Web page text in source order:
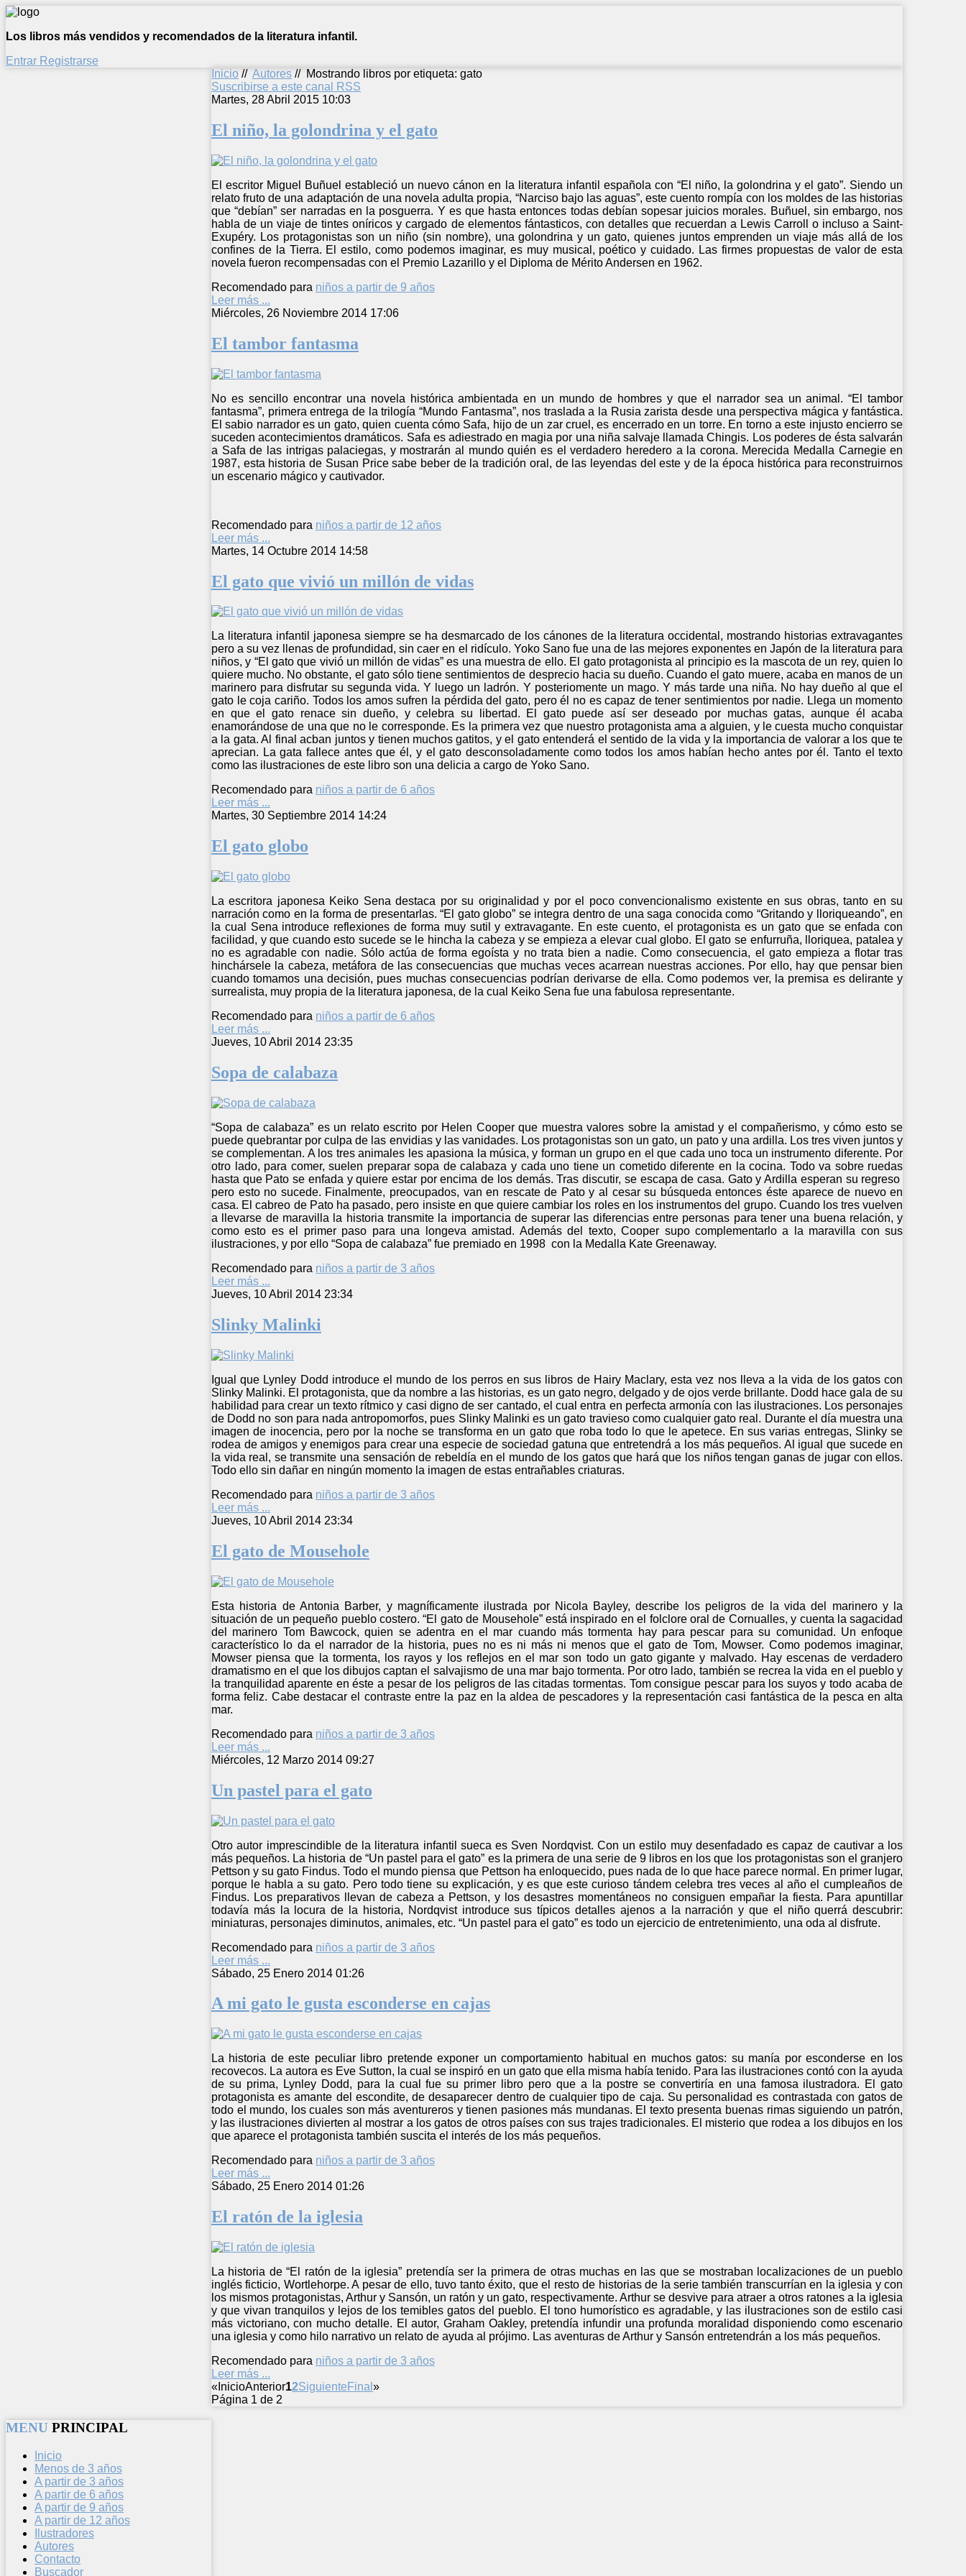
Los libros más vendidos y recomendados de la literatura infantil.
Entrar Registrarse
Inicio // Autores // Mostrando libros por etiqueta: gato
Suscribirse a este canal RSS
Martes, 28 Abril 2015 10:03
El niño, la golondrina y el gato
El escritor Miguel Buñuel estableció un nuevo cánon en la literatura infantil española con “El niño, la golondrina y el gato”. Siendo un
relato fruto de una adaptación de una novela adulta propia, “Narciso bajo las aguas”, este cuento rompía con los moldes de las historias
que “debían” ser narradas en la posguerra. Y es que hasta entonces todas debían sopesar juicios morales. Buñuel, sin embargo, nos
habla de un viaje de tintes oníricos y cargado de elementos fántasticos, con detalles que recuerdan a Lewis Carroll o incluso a Saint-
Exupéry. Los protagonistas son un niño (sin nombre), una golondrina y un gato, quienes juntos emprenden un viaje más allá de los
confines de la Tierra. El estilo, como podemos imaginar, es muy musical, poético y cuidado. Las firmes propuestas de valor de esta
novela fueron recompensadas con el Premio Lazarillo y el Diploma de Mérito Andersen en 1962.
Recomendado para niños a partir de 9 años
Leer más ...
Miércoles, 26 Noviembre 2014 17:06
El tambor fantasma
No es sencillo encontrar una novela histórica ambientada en un mundo de hombres y que el narrador sea un animal. “El tambor
fantasma”, primera entrega de la trilogía “Mundo Fantasma”, nos traslada a la Rusia zarista desde una perspectiva mágica y fantástica.
El sabio narrador es un gato, quien cuenta cómo Safa, hijo de un zar cruel, es encerrado en un torre. En torno a este injusto encierro se
suceden acontecimientos dramáticos. Safa es adiestrado en magia por una niña salvaje llamada Chingis. Los poderes de ésta salvarán
a Safa de las intrigas palaciegas, y mostrarán al mundo quién es el verdadero heredero a la corona. Merecida Medalla Carnegie en
1987, esta historia de Susan Price sabe beber de la tradición oral, de las leyendas del este y de la época histórica para reconstruirnos
un escenario mágico y cautivador.
Recomendado para niños a partir de 12 años
Leer más ...
Martes, 14 Octubre 2014 14:58
El gato que vivió un millón de vidas
La literatura infantil japonesa siempre se ha desmarcado de los cánones de la literatura occidental, mostrando historias extravagantes
pero a su vez llenas de profundidad, sin caer en el ridículo. Yoko Sano fue una de las mejores exponentes en Japón de la literatura para
niños, y “El gato que vivió un millón de vidas” es una muestra de ello. El gato protagonista al principio es la mascota de un rey, quien lo
quiere mucho. No obstante, el gato sólo tiene sentimientos de desprecio hacia su dueño. Cuando el gato muere, acaba en manos de un
marinero para disfrutar su segunda vida. Y luego un ladrón. Y posteriomente un mago. Y más tarde una niña. No hay dueño al que el
gato le coja cariño. Todos los amos sufren la pérdida del gato, pero él no es capaz de tener sentimientos por nadie. Llega un momento
en que el gato renace sin dueño, y celebra su libertad. El gato puede así ser deseado por muchas gatas, aunque él acaba
enamorándose de una que no le corresponde. Es la primera vez que nuestro protagonista ama a alguien, y le cuesta mucho conquistar
a la gata. Al final acban juntos y tienen muchos gatitos, y el gato entenderá el sentido de la vida y la importancia de valorar a los que te
aprecian. La gata fallece antes que él, y el gato desconsoladamente como todos los amos habían hecho antes por él. Tanto el texto
como las ilustraciones de este libro son una delicia a cargo de Yoko Sano.
Recomendado para niños a partir de 6 años
Leer más ...
Martes, 30 Septiembre 2014 14:24
El gato globo
La escritora japonesa Keiko Sena destaca por su originalidad y por el poco convencionalismo existente en sus obras, tanto en su
narración como en la forma de presentarlas. “El gato globo” se integra dentro de una saga conocida como “Gritando y lloriqueando”, en
la cual Sena introduce reflexiones de forma muy sutil y extravagante. En este cuento, el protagonista es un gato que se enfada con
facilidad, y que cuando esto sucede se le hincha la cabeza y se empieza a elevar cual globo. El gato se enfurruña, lloriquea, patalea y
no es agradable con nadie. Sólo actúa de forma egoísta y no trata bien a nadie. Como consecuencia, el gato empieza a flotar tras
hinchársele la cabeza, metáfora de las consecuencias que muchas veces acarrean nuestras acciones. Por ello, hay que pensar bien
cuando tomamos una decisión, pues muchas consecuencias podrían derivarse de ella. Como podemos ver, la premisa es delirante y
surrealista, muy propia de la literatura japonesa, de la cual Keiko Sena fue una fabulosa representante.
Recomendado para niños a partir de 6 años
Leer más ...
Jueves, 10 Abril 2014 23:35
Sopa de calabaza
“Sopa de calabaza” es un relato escrito por Helen Cooper que muestra valores sobre la amistad y el compañerismo, y cómo esto se
puede quebrantar por culpa de las envidias y las vanidades. Los protagonistas son un gato, un pato y una ardilla. Los tres viven juntos y
se complementan. A los tres animales les apasiona la música, y forman un grupo en el que cada uno toca un instrumento diferente. Por
otro lado, para comer, suelen preparar sopa de calabaza y cada uno tiene un cometido diferente en la cocina. Todo va sobre ruedas
hasta que Pato se enfada y quiere estar por encima de los demás. Tras discutir, se escapa de casa. Gato y Ardilla esperan su regreso
pero esto no sucede. Finalmente, preocupados, van en rescate de Pato y al cesar su búsqueda entonces éste aparece de nuevo en
casa. El cabreo de Pato ha pasado, pero insiste en que quiere cambiar los roles en los instrumentos del grupo. Cuando los tres vuelven
a llevarse de maravilla la historia transmite la importancia de superar las diferencias entre personas para tener una buena relación, y
como esto es el primer paso para una longeva amistad. Además del texto, Cooper supo complementarlo a la maravilla con sus
ilustraciones, y por ello “Sopa de calabaza” fue premiado en 1998 con la Medalla Kate Greenaway.
Recomendado para niños a partir de 3 años
Leer más ...
Jueves, 10 Abril 2014 23:34
Slinky Malinki
Igual que Lynley Dodd introduce el mundo de los perros en sus libros de Hairy Maclary, esta vez nos lleva a la vida de los gatos con
Slinky Malinki. El protagonista, que da nombre a las historias, es un gato negro, delgado y de ojos verde brillante. Dodd hace gala de su
habilidad para crear un texto rítmico y casi digno de ser cantado, el cual entra en perfecta armonía con las ilustraciones. Los personajes
de Dodd no son para nada antropomorfos, pues Slinky Malinki es un gato travieso como cualquier gato real. Durante el día muestra una
imagen de inocencia, pero por la noche se transforma en un gato que roba todo lo que le apetece. En sus varias entregas, Slinky se
rodea de amigos y enemigos para crear una especie de sociedad gatuna que entretendrá a los más pequeños. Al igual que sucede en
la vida real, se transmite una sensación de rebeldía en el mundo de los gatos que hará que los niños tengan ganas de jugar con ellos.
Todo ello sin dañar en ningún momento la imagen de estas entrañables criaturas.
Recomendado para niños a partir de 3 años
Leer más ...
Jueves, 10 Abril 2014 23:34
El gato de Mousehole
Esta historia de Antonia Barber, y magníficamente ilustrada por Nicola Bayley, describe los peligros de la vida del marinero y la
situación de un pequeño pueblo costero. “El gato de Mousehole” está inspirado en el folclore oral de Cornualles, y cuenta la sagacidad
del marinero Tom Bawcock, quien se adentra en el mar cuando más tormenta hay para pescar para su comunidad. Un enfoque
característico lo da el narrador de la historia, pues no es ni más ni menos que el gato de Tom, Mowser. Como podemos imaginar,
Mowser piensa que la tormenta, los rayos y los reflejos en el mar son todo un gato gigante y malvado. Hay escenas de verdadero
dramatismo en el que los dibujos captan el salvajismo de una mar bajo tormenta. Por otro lado, también se recrea la vida en el pueblo y
la tranquilidad aparente en éste a pesar de los peligros de las citadas tormentas. Tom consigue pescar para los suyos y todo acaba de
forma feliz. Cabe destacar el contraste entre la paz en la aldea de pescadores y la representación casi fantástica de la pesca en alta
mar.
Recomendado para niños a partir de 3 años
Leer más ...
Miércoles, 12 Marzo 2014 09:27
Un pastel para el gato
Otro autor imprescindible de la literatura infantil sueca es Sven Nordqvist. Con un estilo muy desenfadado es capaz de cautivar a los
más pequeños. La historia de “Un pastel para el gato” es la primera de una serie de 9 libros en los que los protagonistas son el granjero
Pettson y su gato Findus. Todo el mundo piensa que Pettson ha enloquecido, pues nada de lo que hace parece normal. En primer lugar,
porque le habla a su gato. Pero todo tiene su explicación, y es que este curioso tándem celebra tres veces al año el cumpleaños de
Findus. Los preparativos llevan de cabeza a Pettson, y los desastres momentáneos no consiguen empañar la fiesta. Para apuntillar
todavía más la locura de la historia, Nordqvist introduce sus típicos detalles ajenos a la narración y que el niño querrá descubrir:
miniaturas, personajes diminutos, animales, etc. “Un pastel para el gato” es todo un ejercicio de entretenimiento, una oda al disfrute.
Recomendado para niños a partir de 3 años
Leer más ...
Sábado, 25 Enero 2014 01:26
A mi gato le gusta esconderse en cajas
La historia de este peculiar libro pretende exponer un comportamiento habitual en muchos gatos: su manía por esconderse en los
recovecos. La autora es Eve Sutton, la cual se inspiró en un gato que ella misma había tenido. Para las ilustraciones contó con la ayuda
de su prima, Lynley Dodd, para la cual fue su primer libro pero que a la postre se convertiría en una famosa ilustradora. El gato
protagonista es amante del escondite, de desaparecer dentro de cualquier tipo de caja. Su personalidad es contrastada con gatos de
todo el mundo, los cuales son más aventureros y tienen pasiones más mundanas. El texto presenta buenas rimas siguiendo un patrón,
y las ilustraciones divierten al mostrar a los gatos de otros países con sus trajes tradicionales. El misterio que rodea a los dibujos en los
que aparece el protagonista también suscita el interés de los más pequeños.
Recomendado para niños a partir de 3 años
Leer más ...
Sábado, 25 Enero 2014 01:26
El ratón de la iglesia
La historia de “El ratón de la iglesia” pretendía ser la primera de otras muchas en las que se mostraban localizaciones de un pueblo
inglés ficticio, Wortlehorpe. A pesar de ello, tuvo tanto éxito, que el resto de historias de la serie también transcurrían en la iglesia y con
los mismos protagonistas, Arthur y Sansón, un ratón y un gato, respectivamente. Arthur se desvive para atraer a otros ratones a la iglesia
y que vivan tranquilos y lejos de los temibles gatos del pueblo. El tono humorístico es agradable, y las ilustraciones son de estilo casi
más victoriano, con mucho detalle. El autor, Graham Oakley, pretendía infundir una profunda moralidad disponiendo como escenario
una iglesia y como hilo narrativo un relato de ayuda al prójimo. Las aventuras de Arthur y Sansón entretendrán a los más pequeños.
Recomendado para niños a partir de 3 años
Leer más ...
« InicioAnterior12Siguiente Final »
Página 1 de 2
MENU PRINCIPAL
Inicio
Menos de 3 años
A partir de 3 años
A partir de 6 años
A partir de 9 años
A partir de 12 años
Ilustradores
Autores
Contacto
Buscador